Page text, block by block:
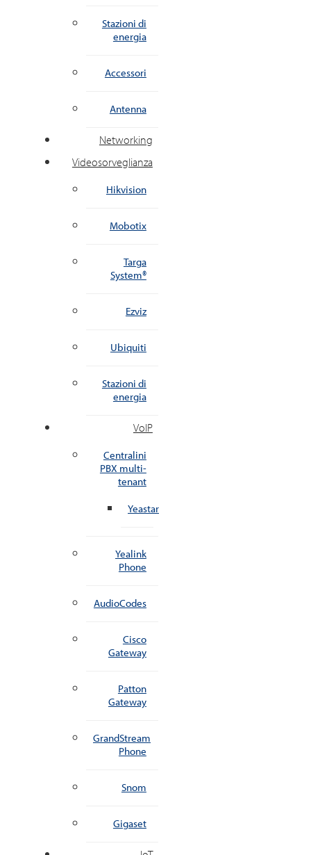
Stazioni di
energia
Accessori
Antenna
Networking
Videosorveglianza
Hikvision
Mobotix
Targa
System®
Ezviz
Ubiquiti
Stazioni di
energia
VoIP
Centralini
PBX multi-
tenant
Yeastar
Yealink
Phone
AudioCodes
Cisco
Gateway
Patton
Gateway
GrandStream
Phone
Snom
Gigaset